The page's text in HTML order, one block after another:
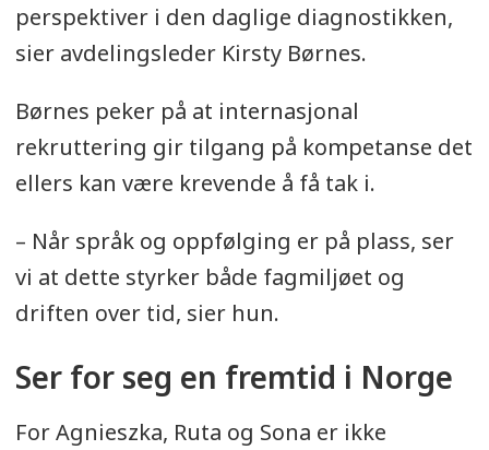
perspektiver i den daglige diagnostikken,
sier avdelingsleder Kirsty Børnes.
Børnes peker på at internasjonal
rekruttering gir tilgang på kompetanse det
ellers kan være krevende å få tak i.
– Når språk og oppfølging er på plass, ser
vi at dette styrker både fagmiljøet og
driften over tid, sier hun.
Ser for seg en fremtid i Norge
For Agnieszka, Ruta og Sona er ikke